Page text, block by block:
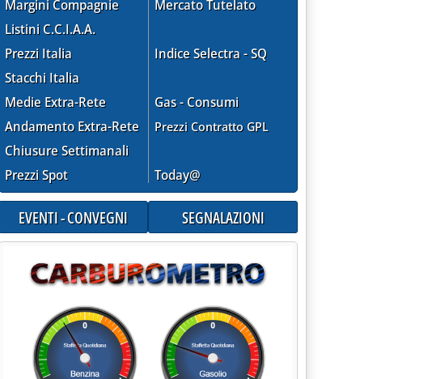
Margini Compagnie
Listini C.C.I.A.A.
Prezzi Italia
Stacchi Italia
Medie Extra-Rete
Andamento Extra-Rete
Chiusure Settimanali
Prezzi Spot
Mercato Tutelato
Indice Selectra - SQ
Gas - Consumi
Prezzi Contratto GPL
Today@
EVENTI - CONVEGNI SEGNALAZIONI